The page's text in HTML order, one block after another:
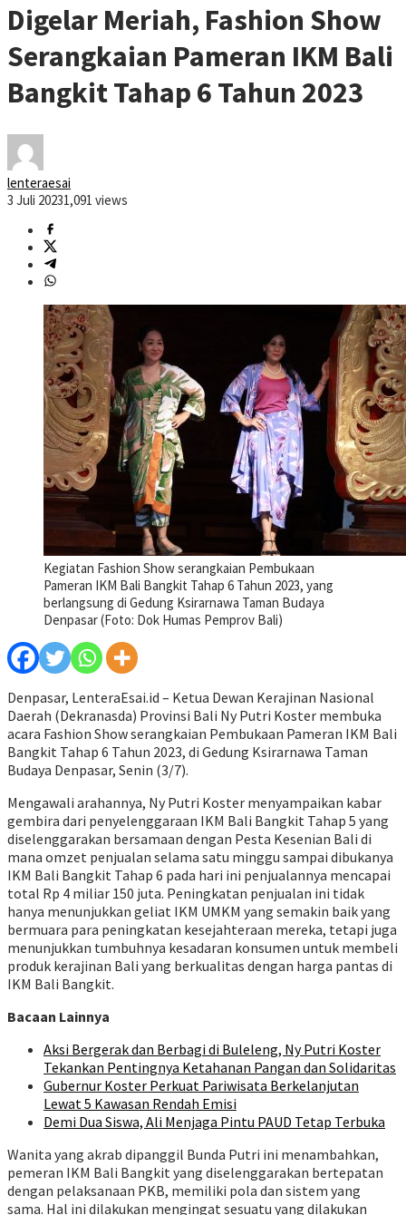
Digelar Meriah, Fashion Show
Serangkaian Pameran IKM Bali
Bangkit Tahap 6 Tahun 2023
lenteraesai
3 Juli 20231,091 views
Kegiatan Fashion Show serangkaian Pembukaan
Pameran IKM Bali Bangkit Tahap 6 Tahun 2023, yang
berlangsung di Gedung Ksirarnawa Taman Budaya
Denpasar (Foto: Dok Humas Pemprov Bali)
Denpasar, LenteraEsai.id – Ketua Dewan Kerajinan Nasional
Daerah (Dekranasda) Provinsi Bali Ny Putri Koster membuka
acara Fashion Show serangkaian Pembukaan Pameran IKM Bali
Bangkit Tahap 6 Tahun 2023, di Gedung Ksirarnawa Taman
Budaya Denpasar, Senin (3/7).
Mengawali arahannya, Ny Putri Koster menyampaikan kabar
gembira dari penyelenggaraan IKM Bali Bangkit Tahap 5 yang
diselenggarakan bersamaan dengan Pesta Kesenian Bali di
mana omzet penjualan selama satu minggu sampai dibukanya
IKM Bali Bangkit Tahap 6 pada hari ini penjualannya mencapai
total Rp 4 miliar 150 juta. Peningkatan penjualan ini tidak
hanya menunjukkan geliat IKM UMKM yang semakin baik yang
bermuara para peningkatan kesejahteraan mereka, tetapi juga
menunjukkan tumbuhnya kesadaran konsumen untuk membeli
produk kerajinan Bali yang berkualitas dengan harga pantas di
IKM Bali Bangkit.
Bacaan Lainnya
Aksi Bergerak dan Berbagi di Buleleng, Ny Putri Koster
Tekankan Pentingnya Ketahanan Pangan dan Solidaritas
Gubernur Koster Perkuat Pariwisata Berkelanjutan
Lewat 5 Kawasan Rendah Emisi
Demi Dua Siswa, Ali Menjaga Pintu PAUD Tetap Terbuka
Wanita yang akrab dipanggil Bunda Putri ini menambahkan,
pemeran IKM Bali Bangkit yang diselenggarakan bertepatan
dengan pelaksanaan PKB, memiliki pola dan sistem yang
sama. Hal ini dilakukan mengingat sesuatu yang dilakukan